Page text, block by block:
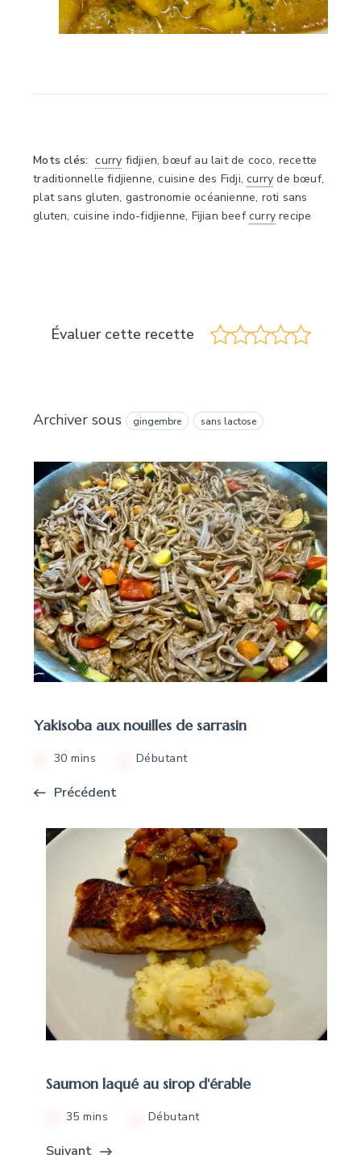
Mots clés: curry fidjien, bœuf au lait de coco, recette
traditionnelle fidjienne, cuisine des Fidji, curry de bœuf,
plat sans gluten, gastronomie océanienne, roti sans
gluten, cuisine indo-fidjienne, Fijian beef curry recipe
Évaluer cette recette
Archiver sous gingembre sans lactose
Yakisoba aux nouilles de sarrasin
30 mins Débutant
Précédent
Saumon laqué au sirop d'érable
35 mins Débutant
Suivant